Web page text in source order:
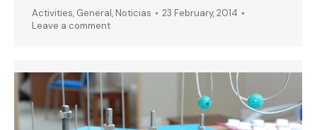
Activities, General, Noticias
23 February, 2014
Leave a comment